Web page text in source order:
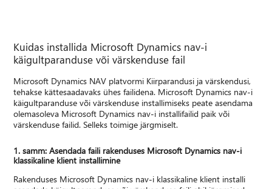
Kuidas installida Microsoft Dynamics nav-i
käigultparanduse või värskenduse fail
Microsoft Dynamics NAV platvormi Kiirparandusi ja värskendusi,
tehakse kättesaadavaks ühes failidena. Microsoft Dynamics nav-i
käigultparanduse või värskenduse installimiseks peate asendama
olemasoleva Microsoft Dynamics nav-i installifailid paik või
värskenduse failid. Selleks toimige järgmiselt.
1. samm: Asendada faili rakenduses Microsoft Dynamics nav-i
klassikaline klient installimine
Rakenduses Microsoft Dynamics nav-i klassikaline klient installi